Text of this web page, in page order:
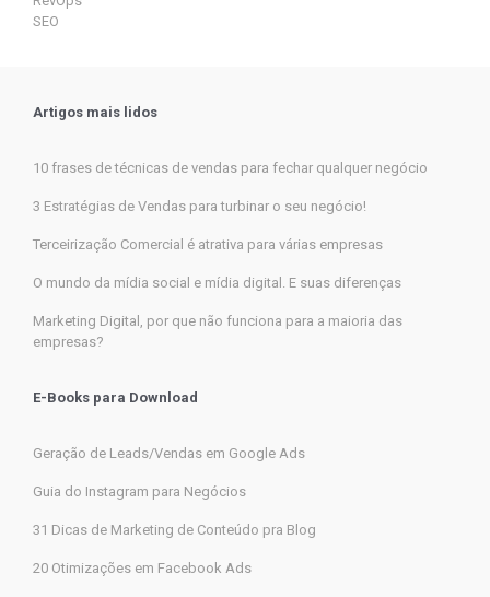
SEO
Artigos mais lidos
10 frases de técnicas de vendas para fechar qualquer negócio
3 Estratégias de Vendas para turbinar o seu negócio!
Terceirização Comercial é atrativa para várias empresas
O mundo da mídia social e mídia digital. E suas diferenças
Marketing Digital, por que não funciona para a maioria das
empresas?
E-Books para Download
Geração de Leads/Vendas em Google Ads
Guia do Instagram para Negócios
31 Dicas de Marketing de Conteúdo pra Blog
20 Otimizações em Facebook Ads